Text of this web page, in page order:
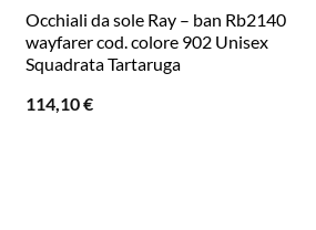
Occhiali da sole Ray – ban Rb2140
wayfarer cod. colore 902 Unisex
Squadrata Tartaruga
114,10€